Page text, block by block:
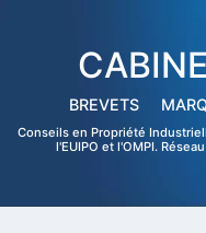
BREVETS
Conseils en Propriété
l'EUIPO et l'OMPI.